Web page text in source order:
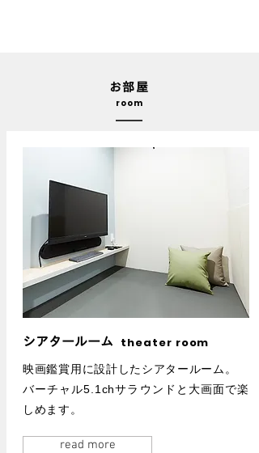
お部屋
room
シアタールーム theater room
映画鑑賞用に設計したシアタールーム。
バーチャル5.1chサラウンドと大画面で楽
しめます。
read more